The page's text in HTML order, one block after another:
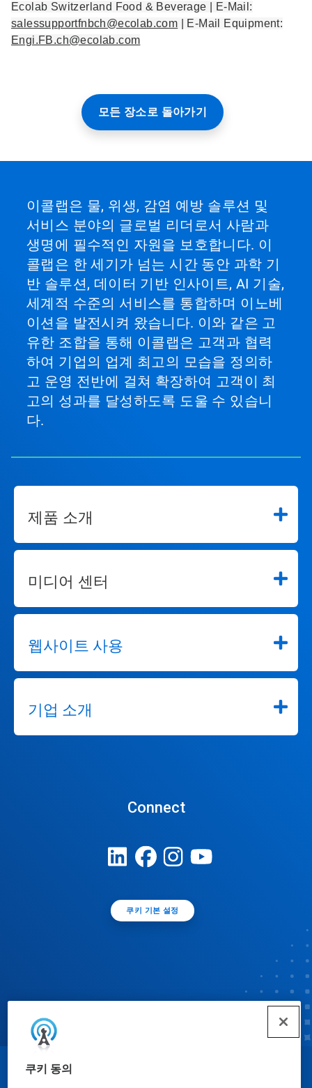
쿠키 동의
Ecolab Switzerland Food & Beverage | E-Mail:
salessupportfnbch@ecolab.com | E-Mail Equipment:
Engi.FB.ch@ecolab.com
모든 장소로 돌아가기
이콜랩은 물, 위생, 감염 예방 솔루션 및
서비스 분야의 글로벌 리더로서 사람과
생명에 필수적인 자원을 보호합니다. 이
콜랩은 한 세기가 넘는 시간 동안 과학 기
반 솔루션, 데이터 기반 인사이트, AI 기술,
세계적 수준의 서비스를 통합하며 이노베
이션을 발전시켜 왔습니다. 이와 같은 고
유한 조합을 통해 이콜랩은 고객과 협력
하여 기업의 업계 최고의 모습을 정의하
고 운영 전반에 걸쳐 확장하여 고객이 최
고의 성과를 달성하도록 도울 수 있습니
다.
제품 소개
미디어 센터
웹사이트 사용
기업 소개
Connect
쿠키 기본 설정